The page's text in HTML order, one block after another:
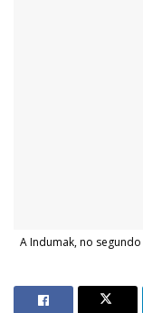
A Indumak, no